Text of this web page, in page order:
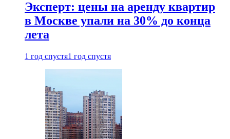
Эксперт: цены на аренду квартир
в Москве упали на 30% до конца
лета
1 год спустя1 год спустя